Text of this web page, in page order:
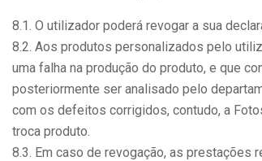
8.1. O utilizador poderá revogar a sua
8.2. Aos produtos personalizados pelo
uma falha na produção do produto, e que
posteriormente ser analisado pelo
com os defeitos corrigidos, contudo, a
troca produto.
8.3. Em caso de revogação, as